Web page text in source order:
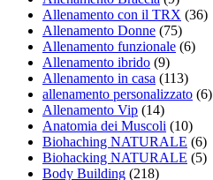
Allenamento con il TRX (36)
Allenamento Donne (75)
Allenamento funzionale (6)
Allenamento ibrido (9)
Allenamento in casa (113)
allenamento personalizzato (6)
Allenamento Vip (14)
Anatomia dei Muscoli (10)
Biohaching NATURALE (6)
Biohacking NATURALE (5)
Body Building (218)